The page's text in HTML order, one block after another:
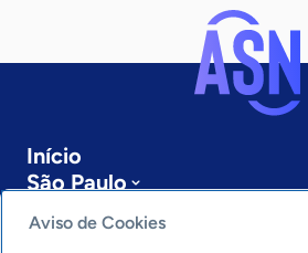
Início
São Paulo
Sobre a ASN
Últimas notícias
Aviso de Cookies